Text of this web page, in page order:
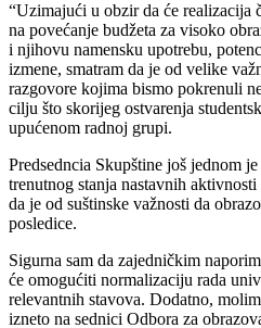
“Uzimajući u obzir da će realizacija
na povećanje budžeta za visoko
i njihovu namensku upotrebu,
izmene, smatram da je od velike
razgovore kojima bismo pokrenuli
cilju što skorijeg ostvarenja
upućenom radnoj grupi.
Predsedncia Skupštine još jednom
trenutnog stanja nastavnih
da je od suštinske važnosti da
posledice.
Sigurna sam da zajedničkim
će omogućiti normalizaciju rada
relevantnih stavova. Dodatno,
izneto na sednici Odbora za